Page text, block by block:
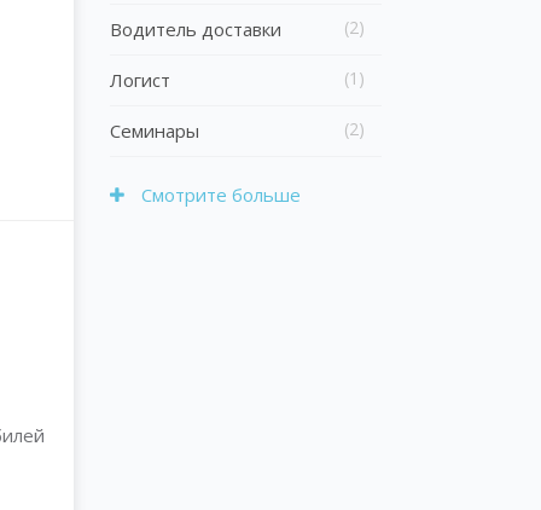
Водитель доставки (2)
Логист (1)
Семинары (2)
Смотрите больше